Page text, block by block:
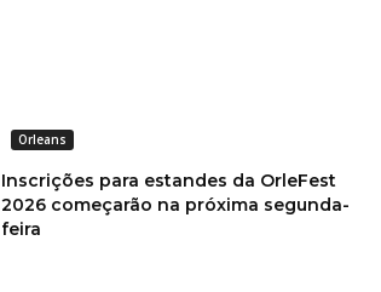
Orleans
Inscrições para estandes da OrleFest
2026 começarão na próxima segunda-
feira